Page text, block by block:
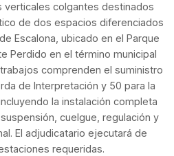
colgantes destinados
de dos espacios diferenciados
Escalona, ubicado en el Parque
Perdido en el término municipal
comprenden el suministro
de Interpretación y 50 para la
la instalación completa
cuelgue, regulación y
El adjudicatario ejecutará de
requeridas.